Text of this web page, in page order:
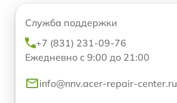
Служба поддержки
+7 (831) 231-09-76
Ежедневно с 9:00 до 21:00
info@nnv.acer-repair-center.ru